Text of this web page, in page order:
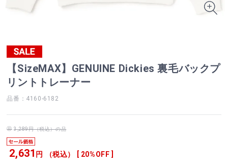
【SizeMAX】GENUINE Dickies 裏毛バックプ
リントトレーナー
品番：4160-6182
3,289円（税込）の品
2,631 円 （税込） [ 20%OFF ]